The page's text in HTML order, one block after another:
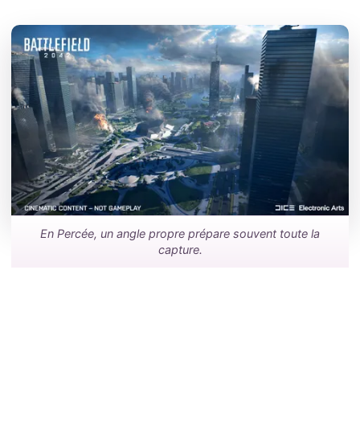
En Percée, un angle propre prépare souvent toute la
capture.